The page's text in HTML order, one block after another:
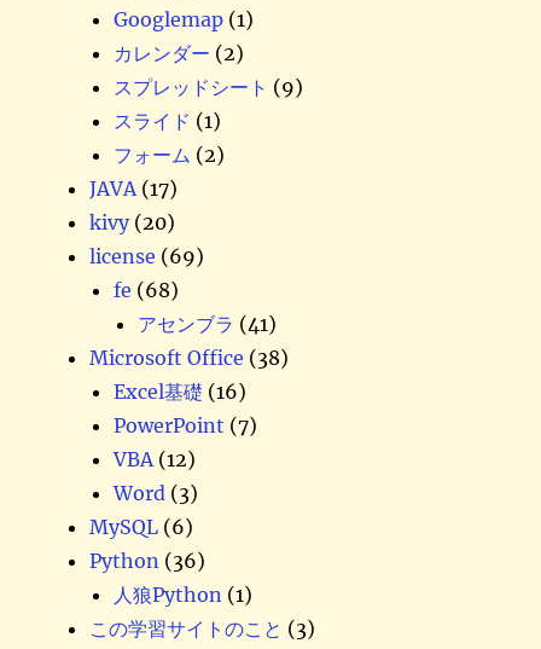
Googlemap (1)
カレンダー (2)
スプレッドシート (9)
スライド (1)
フォーム (2)
JAVA(17)
kivy(20)
license (69)
fe (68)
アセンブラ (41)
Microsoft Office (38)
Excel基礎 (16)
PowerPoint (7)
VBA(12)
Word (3)
MySQL (6)
Python (36)
人狼Python (1)
この学習サイトのこと (3)